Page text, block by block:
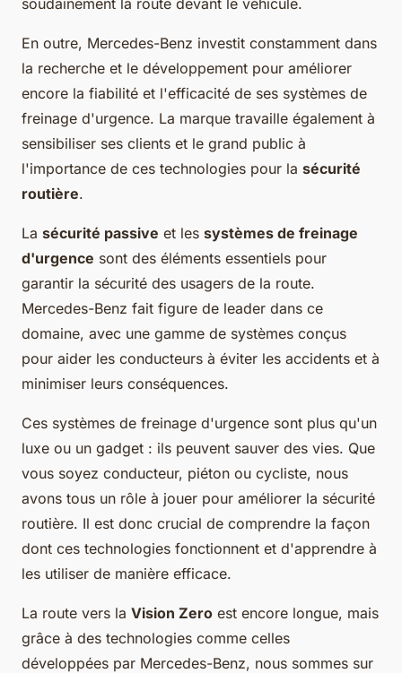
En outre, Mercedes-Benz investit constamment dans
la recherche et le développement pour améliorer
encore la fiabilité et l'efficacité de ses systèmes de
freinage d'urgence. La marque travaille également à
sensibiliser ses clients et le grand public à
l'importance de ces technologies pour la sécurité
routière.
La sécurité passive et les systèmes de freinage
d'urgence sont des éléments essentiels pour
garantir la sécurité des usagers de la route.
Mercedes-Benz fait figure de leader dans ce
domaine, avec une gamme de systèmes conçus
pour aider les conducteurs à éviter les accidents et à
minimiser leurs conséquences.
Ces systèmes de freinage d'urgence sont plus qu'un
luxe ou un gadget : ils peuvent sauver des vies. Que
vous soyez conducteur, piéton ou cycliste, nous
avons tous un rôle à jouer pour améliorer la sécurité
routière. Il est donc crucial de comprendre la façon
dont ces technologies fonctionnent et d'apprendre à
les utiliser de manière efficace.
La route vers la Vision Zero est encore longue, mais
grâce à des technologies comme celles
développées par Mercedes-Benz, nous sommes sur